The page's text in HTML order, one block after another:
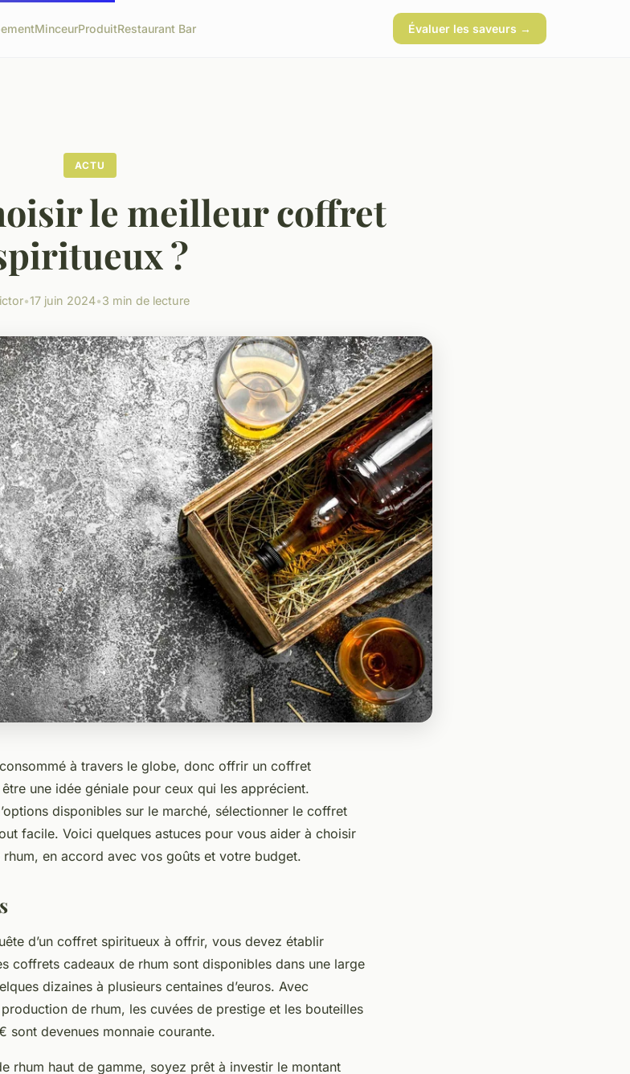
MinceurProduitRestaurant Bar Évaluer les saveurs →
ACTU
le meilleur coffret
?
•17 juin 2024•3 min de lecture
à travers le globe, donc offrir un coffret
une idée géniale pour ceux qui les apprécient.
disponibles sur le marché, sélectionner le coffret
facile. Voici quelques astuces pour vous aider à choisir
en accord avec vos goûts et votre budget.
d’un coffret spiritueux à offrir, vous devez établir
coffrets cadeaux de rhum sont disponibles dans une large
dizaines à plusieurs centaines d’euros. Avec
de rhum, les cuvées de prestige et les bouteilles
sont devenues monnaie courante.
rhum haut de gamme, soyez prêt à investir le montant